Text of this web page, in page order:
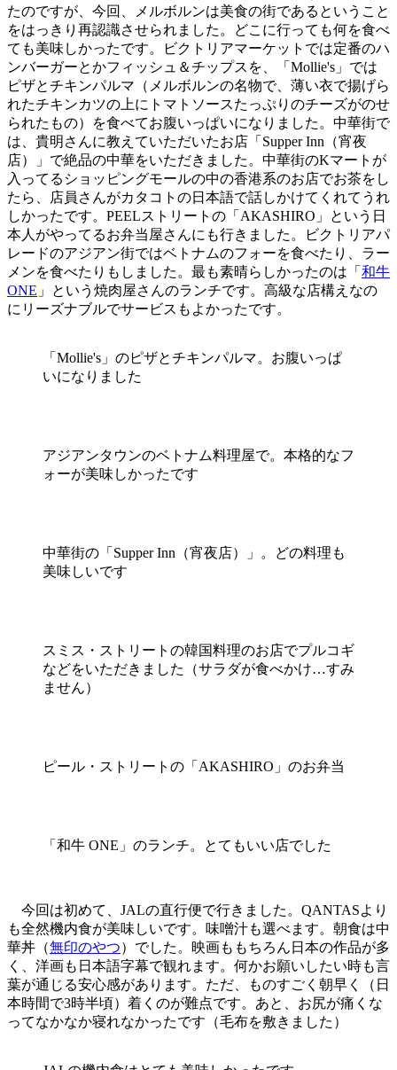
たのですが、今回、メルボルンは美食の街であるということ
をはっきり再認識させられました。どこに行っても何を食べ
ても美味しかったです。ビクトリアマーケットでは定番のハ
ンバーガーとかフィッシュ＆チップスを、「Mollie's」では
ピザとチキンパルマ（メルボルンの名物で、薄い衣で揚げら
れたチキンカツの上にトマトソースたっぷりのチーズがのせ
られたもの）を食べてお腹いっぱいになりました。中華街で
は、貴明さんに教えていただいたお店「Supper Inn（宵夜
店）」で絶品の中華をいただきました。中華街のKマートが
入ってるショッピングモールの中の香港系のお店でお茶をし
たら、店員さんがカタコトの日本語で話しかけてくれてうれ
しかったです。PEELストリートの「AKASHIRO」という日
本人がやってるお弁当屋さんにも行きました。ビクトリアパ
レードのアジアン街ではベトナムのフォーを食べたり、ラー
メンを食べたりもしました。最も素晴らしかったのは「 和牛
ONE 」という焼肉屋さんのランチです。高級な店構えなの
にリーズナブルでサービスもよかったです。
「Mollie's」のピザとチキンパルマ。お腹いっぱ
いになりました
アジアンタウンのベトナム料理屋で。本格的なフ
ォーが美味しかったです
中華街の「Supper Inn（宵夜店）」。どの料理も
美味しいです
スミス・ストリートの韓国料理のお店でプルコギ
などをいただきました（サラダが食べかけ…すみ
ません）
ピール・ストリートの「AKASHIRO」のお弁当
「和牛 ONE」のランチ。とてもいい店でした
今回は初めて、JALの直行便で行きました。QANTASより
も全然機内食が美味しいです。味噌汁も選べます。朝食は中
華丼（無印のやつ）でした。映画ももちろん日本の作品が多
く、洋画も日本語字幕で観れます。何かお願いしたい時も言
葉が通じる安心感があります。ただ、ものすごく朝早く（日
本時間で3時半頃）着くのが難点です。あと、お尻が痛くな
ってなかなか寝れなかったです（毛布を敷きました）